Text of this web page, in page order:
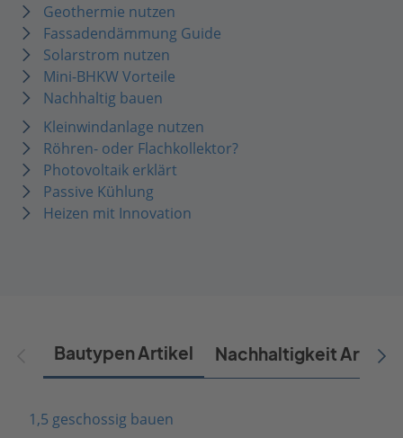
Geothermie nutzen
Fassadendämmung Guide
Solarstrom nutzen
Mini-BHKW Vorteile
Nachhaltig bauen
Kleinwindanlage nutzen
Röhren- oder Flachkollektor?
Photovoltaik erklärt
Passive Kühlung
Heizen mit Innovation
Bautypen Artikel Nachhaltigkeit Artikel
1,5 geschossig bauen